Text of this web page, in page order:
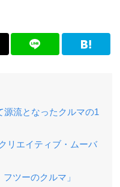
流となったクルマの1
リエイティブ・ムーバ
ツーのクルマ」